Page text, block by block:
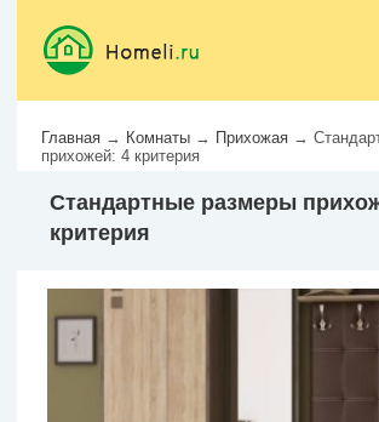
Главная → Комнаты → Прихожая →
прихожей: 4 критерия
Стандартные размеры
критерия